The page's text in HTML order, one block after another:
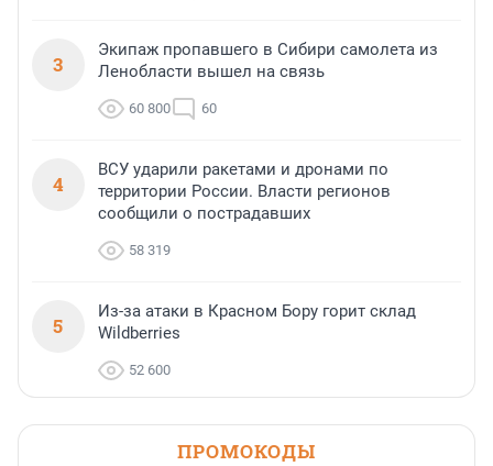
3
Экипаж пропавшего в Сибири самолета из
Ленобласти вышел на связь
60 800 60
4
ВСУ ударили ракетами и дронами по
территории России. Власти регионов
сообщили о пострадавших
58 319
5
Из-за атаки в Красном Бору горит склад
Wildberries
52 600
ПРОМОКОДЫ